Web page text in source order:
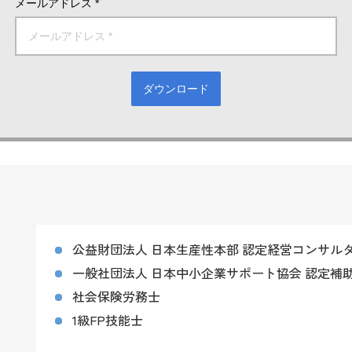
メールアドレス *
ダウンロード
公益財団法人 日本生産性本部 認定経営コンサル
一般社団法人 日本中小企業サポート協会 認定補
社会保険労務士
1級FP技能士